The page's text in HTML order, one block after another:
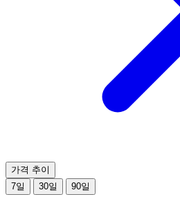
가격 추이
7일
30일 90일